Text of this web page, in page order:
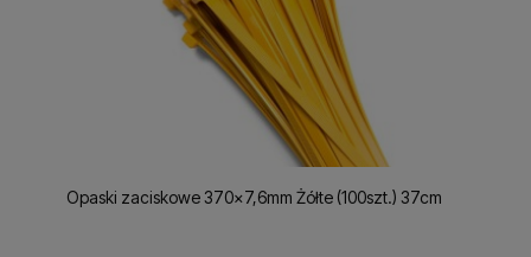
Opaski zaciskowe 370x7,6mm Żółte (100szt.) 37cm